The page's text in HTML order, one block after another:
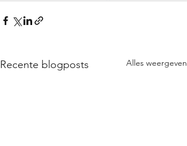
Recente blogposts Alles weergeven